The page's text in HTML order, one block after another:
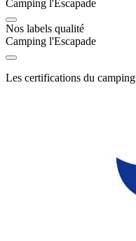
Camping l'Escapade
Nos labels qualité
Camping l'Escapade
Les certifications du camping